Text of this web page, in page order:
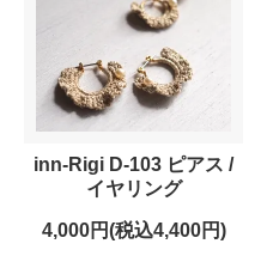
inn-Rigi D-103 ピアス /
イヤリング
4,000円(税込4,400円)